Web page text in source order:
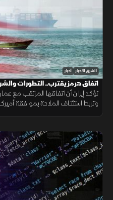
الشرق للأخبار أخبار
اتفاق هرمز يقترب.. التطورات
تؤكد إيران أن اتفاقها المرتقب مع
وتربط استئناف الملاحة بموافقة